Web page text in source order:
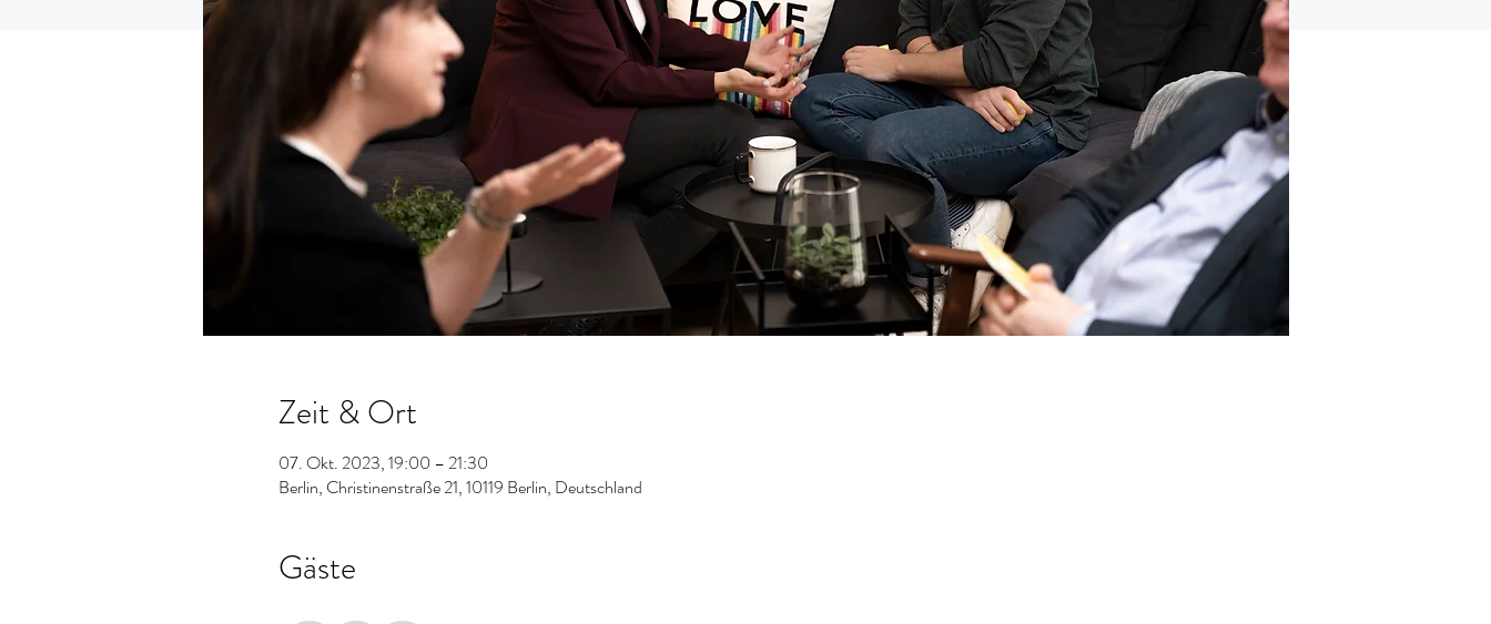
Zeit & Ort
07. Okt. 2023, 19:00 – 21:30
Berlin, Christinenstraße 21, 10119 Berlin, Deutschland
Gäste